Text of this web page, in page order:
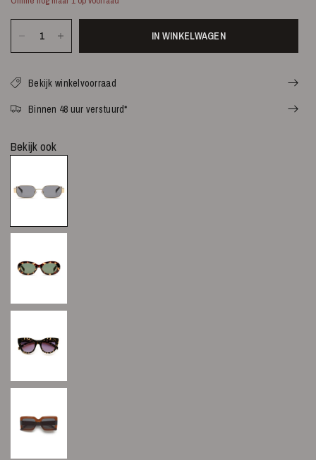
IN WINKELWAGEN
Bekijk winkelvoorraad
Binnen 48 uur verstuurd*
Bekijk ook